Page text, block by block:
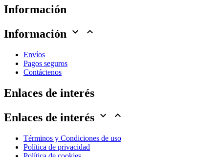
Información
Información  
Envíos
Pagos seguros
Contáctenos
Enlaces de interés
Enlaces de interés  
Términos y Condiciones de uso
Política de privacidad